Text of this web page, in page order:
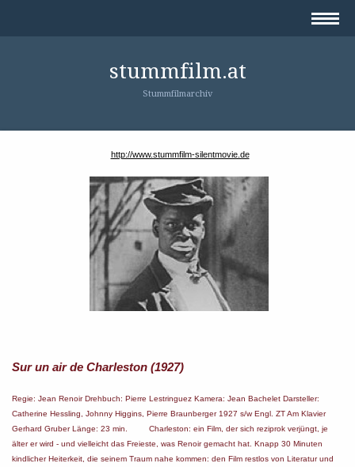
stummfilm.at
Stummfilmarchiv
http://www.stummfilm-silentmovie.de
Sur un air de Charleston (1927)
Regie: Jean Renoir Drehbuch: Pierre Lestringuez Kamera: Jean Bachelet Darsteller:
Catherine Hessling, Johnny Higgins, Pierre Braunberger 1927 s/w Engl. ZT Am Klavier
Gerhard Gruber Länge: 23 min. Charleston: ein Film, der sich reziprok verjüngt, je
älter er wird - und vielleicht das Freieste, was Renoir gemacht hat. Knapp 30 Minuten
kindlicher Heiterkeit, die seinem Traum nahe kommen: den Film restlos von Literatur und